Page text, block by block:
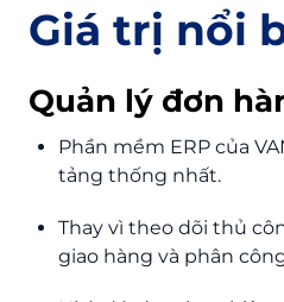
Giá trị nổi
Quản lý đơn
Phần mềm ERP của
tảng thống nhất.
Thay vì theo dõi thủ
giao hàng và phân